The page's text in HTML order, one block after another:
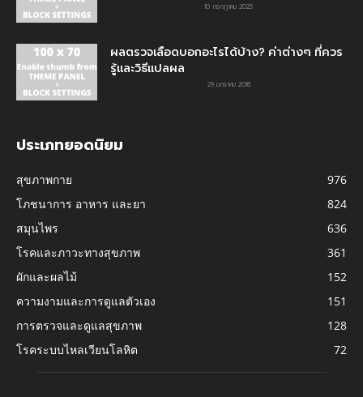
10 กรกฎาคม 2025
ผลตรวจเลือดบอกอะไรได้บ้าง? ค่าต่างๆ ที่ควร
รู้และวิธีแปลผล
29 มกราคม 2018
ประเภทยอดนิยม
สุขภาพกาย
976
โภชนาการ อาหาร และยา
824
สมุนไพร
636
โรคและภาวะทางสุขภาพ
361
ผักและผลไม้
152
ความงามและการดูแลตัวเอง
151
การตรวจและดูแลสุขภาพ
128
โรคระบบไหลเวียนโลหิต
72